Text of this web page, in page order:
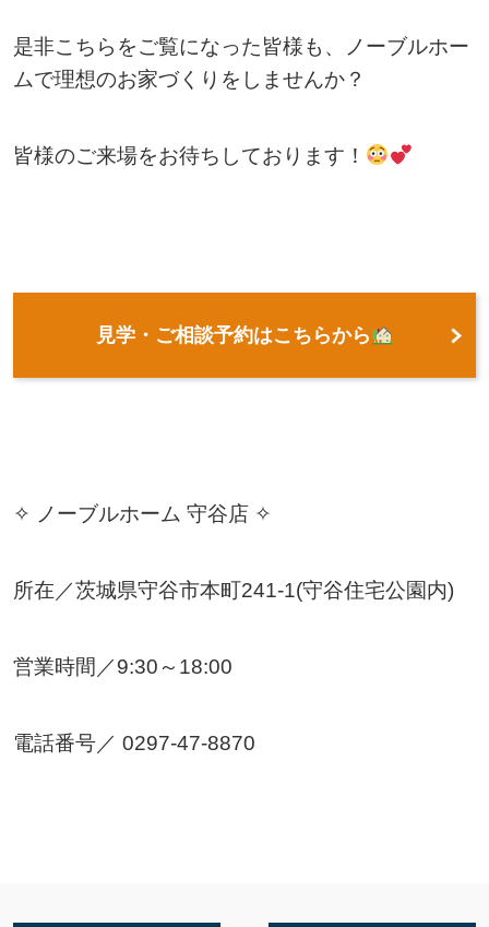
是非こちらをご覧になった皆様も、ノーブルホー
ムで理想のお家づくりをしませんか？
皆様のご来場をお待ちしております！
見学・ご相談予約はこちらから
✧ ノーブルホーム 守谷店 ✧
所在／茨城県守谷市本町241-1(守谷住宅公園内)
営業時間／9:30～18:00
電話番号／ 0297-47-8870